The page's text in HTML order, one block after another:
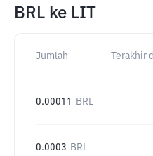
BRL ke LIT
Jumlah Terakhir
0.00011 BRL
0.0003 BRL